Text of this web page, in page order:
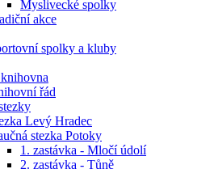
Myslivecké spolky
akce
spolky a kluby
řád
Levý Hradec
stezka Potoky
1. zastávka - Mločí údolí
2. zastávka - Tůně